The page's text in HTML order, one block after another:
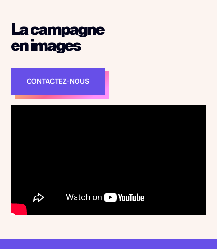
La campagne
en images
CONTACTEZ-NOUS